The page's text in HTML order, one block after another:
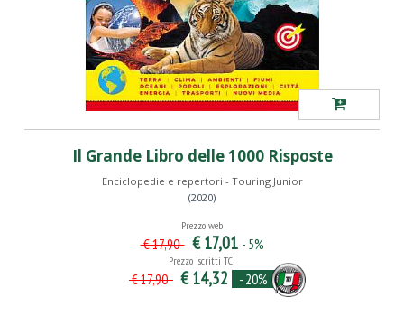
Il Grande Libro delle 1000 Risposte
Enciclopedie e repertori - Touring Junior
(2020)
Prezzo web
€ 17,90 € 17,01 - 5%
Prezzo iscritti TCI
€ 17,90 € 14,32 - 20%